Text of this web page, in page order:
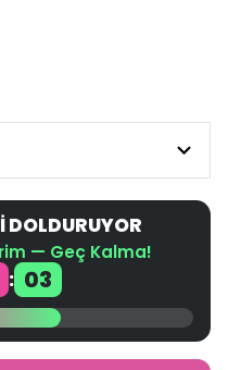
DOLDURUYOR
— Geç Kalma!
: 02